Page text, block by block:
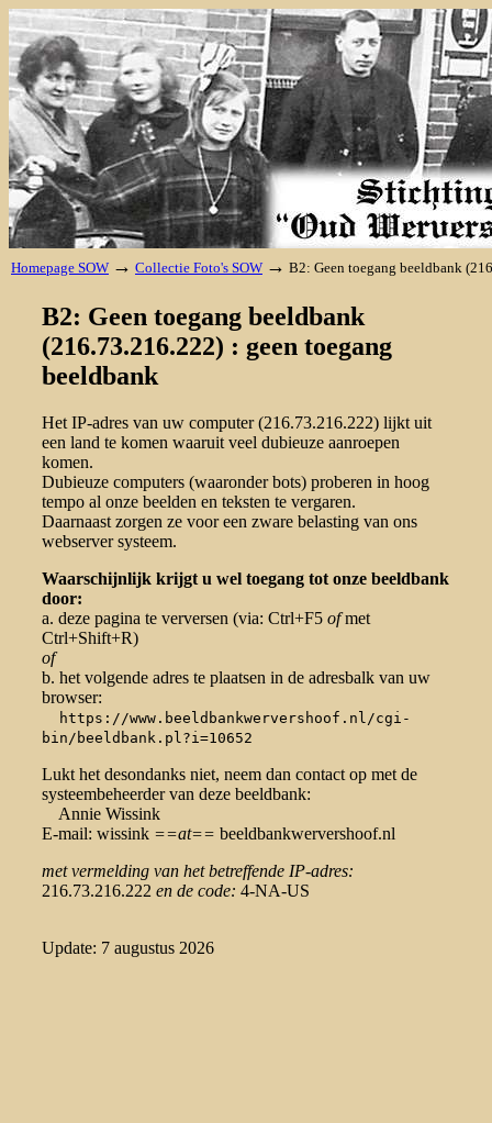
Homepage SOW → Collectie Foto's SOW → B2: Geen toegang beeldbank
B2: Geen toegang beeldbank
(216.73.216.222) : geen toegang
beeldbank
Het IP-adres van uw computer (216.73.216.222) lijkt uit
een land te komen waaruit veel dubieuze aanroepen
komen.
Dubieuze computers (waaronder bots) proberen in hoog
tempo al onze beelden en teksten te vergaren.
Daarnaast zorgen ze voor een zware belasting van ons
webserver systeem.
Waarschijnlijk krijgt u wel toegang tot onze beeldbank
door:
a. deze pagina te verversen (via: Ctrl+F5 ofmet
Ctrl+Shift+R)
of
b. het volgende adres te plaatsen in de adresbalk van uw
browser:
https://www.beeldbankwervershoof.nl/cgi-
bin/beeldbank.pl?i=10652
Lukt het desondanks niet, neem dan contact op met de
systeembeheerder van deze beeldbank:
Annie Wissink
E-mail: wissink ==at== beeldbankwervershoof.nl
met vermelding van het betreffende IP-adres:
216.73.216.222 en de code: 4-NA-US
Update: 7 augustus 2026